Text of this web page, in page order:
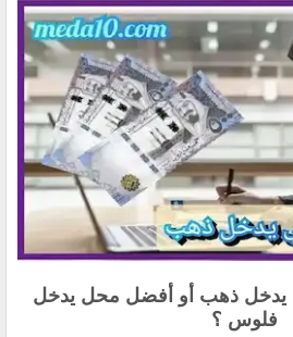
يدخل ذهب أو أفضل محل يدخل
فلوس ؟